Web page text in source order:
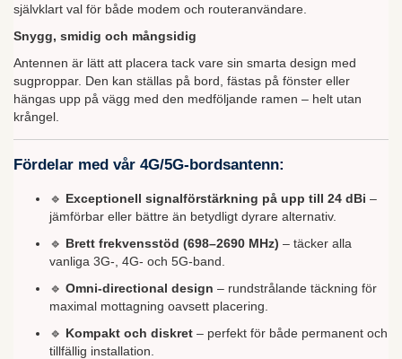
självklart val för både modem och routeranvändare.
Snygg, smidig och mångsidig
Antennen är lätt att placera tack vare sin smarta design med
sugproppar. Den kan ställas på bord, fästas på fönster eller
hängas upp på vägg med den medföljande ramen – helt utan
krångel.
Fördelar med vår 4G/5G-bordsantenn:
🔹 Exceptionell signalförstärkning på upp till 24 dBi –
jämförbar eller bättre än betydligt dyrare alternativ.
🔹 Brett frekvensstöd (698–2690 MHz) – täcker alla
vanliga 3G-, 4G- och 5G-band.
🔹 Omni-directional design – rundstrålande täckning för
maximal mottagning oavsett placering.
🔹 Kompakt och diskret – perfekt för både permanent och
tillfällig installation.